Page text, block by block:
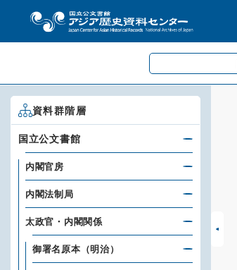
資料群階層
国立公文書館
内閣官房
内閣法制局
太政官・内閣関係
御署名原本（明治）